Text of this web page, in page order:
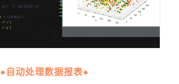
●自动处理数据报表●